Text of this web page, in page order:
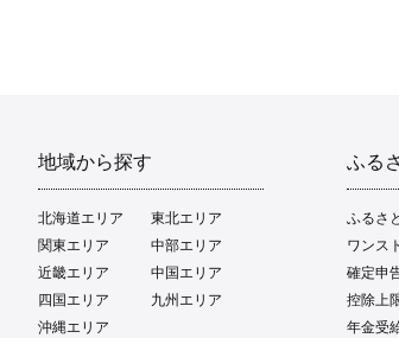
地域から探す
北海道エリア
東北エリア
関東エリア
中部エリア
近畿エリア
中国エリア
四国エリア
九州エリア
沖縄エリア
ふる
ふるさ
ワンス
確定申
控除上
年金受